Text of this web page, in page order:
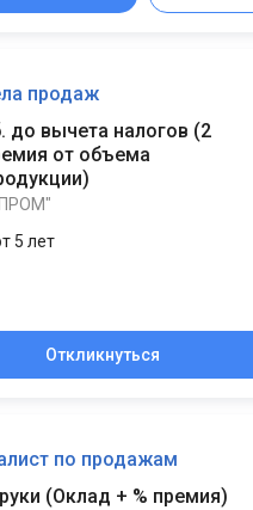
продаж
до вычета налогов (2
от объема
)
5 лет
Откликнуться
по продажам
(Оклад + % премия)